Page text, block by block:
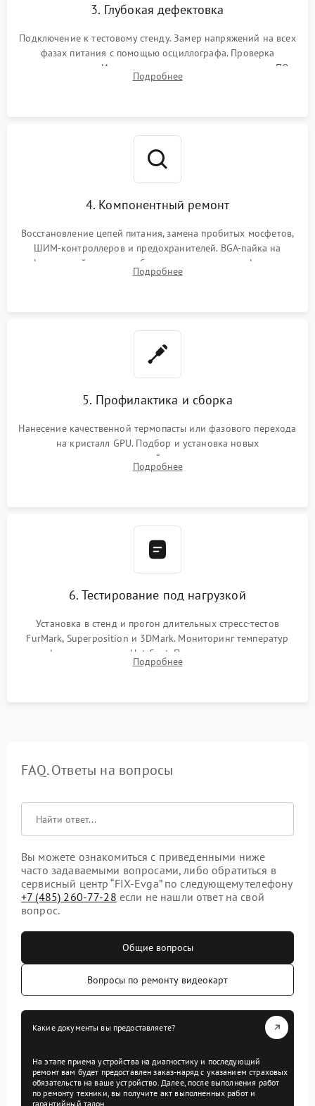
3. Глубокая дефектовка
Подключение к тестовому стенду. Замер напряжений на всех
фазах питания с помощью осциллографа. Проверка
инициализации. Использование специализированного ПО
MATS
Подробнее
4. Компонентный ремонт
Восстановление цепей питания, замена пробитых мосфетов,
ШИМ-контроллеров и предохранителей. BGA-пайка на
инфракрасной станции реболлинг или замена графического
чипа и дефектной памяти GDDR. Прошивка BIOS
Подробнее
5. Профилактика и сборка
Нанесение качественной термопасты или фазового перехода
на кристалл GPU. Подбор и установка новых
термопрокладок правильной толщины на память и цепи
питания. Монтаж радиатора и бэкплейта, подключение и
Подробнее
6. Тестирование под нагрузкой
Установка в стенд и прогон длительных стресс-тестов
FurMark, Superposition и 3DMark. Мониторинг температур
графического чипа и Hot Spot. Проверка на отсутствие
артефактов изображения, вылетов драйвера и зависаний.
Подробнее
FAQ. Ответы на вопросы
Вы можете ознакомиться с приведенными ниже
часто задаваемыми вопросами, либо обратиться в
сервисный центр “FIX-Evga” по следующему телефону
+7 (485) 260-77-28 если не нашли ответ на свой
вопрос.
Общие вопросы
Вопросы по ремонту видеокарт
Какие документы вы предоставляете?
На этапе приема устройства на диагностику и последующий
ремонт вам будет предоставлен заказ-наряд с указанием страховых
обязательств на ваше устройство. Далее, после выполнения работ
по ремонту техники, вы получите акт выполненных работ и
гарантийный талон.